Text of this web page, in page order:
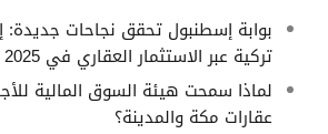
تركية عبر الاستثمار العقاري في 2025
لماذا سمحت هيئة السوق المالية
عقارات مكة والمدينة؟